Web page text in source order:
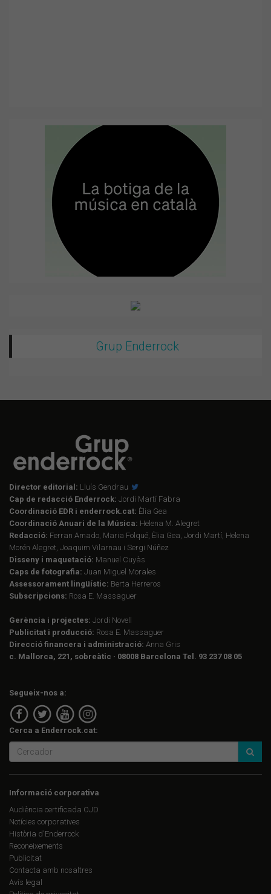
Grup Enderrock
Director editorial: Lluís Gendrau
Cap de redacció Enderrock: Jordi Martí Fabra
Coordinació EDR i enderrock.cat: Èlia Gea
Coordinació Anuari de la Música: Helena M. Alegret
Redacció: Ferran Amado, Maria Folqué, Èlia Gea, Jordi Martí, Helena
Morén Alegret, Joaquim Vilarnau i Sergi Núñez
Disseny i maquetació: Manuel Cuyàs
Caps de fotografia: Juan Miguel Morales
Assessorament lingüístic: Berta Herreros
Subscripcions: Rosa E. Massaguer
Gerència i projectes: Jordi Novell
Publicitat i producció: Rosa E. Massaguer
Direcció financera i administració: Anna Gris
c. Mallorca, 221, sobreàtic · 08008 Barcelona Tel. 93 237 08 05
Segueix-nos a:
Cerca a Enderrock.cat:
Informació corporativa
Audiència certificada OJD
Notícies corporatives
Història d'Enderrock
Reconeixements
Publicitat
Contacta amb nosaltres
Avís legal